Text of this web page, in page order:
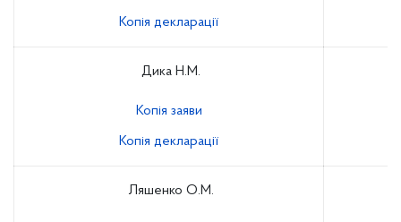
Копія декларації
Дика Н.М.
Копія заяви
Копія декларації
Ляшенко О.М.